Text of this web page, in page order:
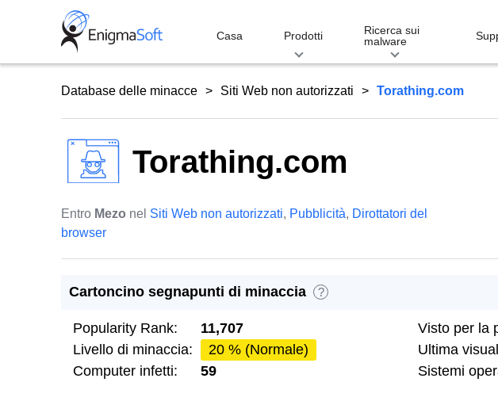
Casa Prodotti
Ricerca sui
malware
Database delle minacce Siti Web non autorizzati Torathing.com
Torathing.com
Entro Mezo nel Siti Web non autorizzati, Pubblicità, Dirottatori del
browser
Cartoncino segnapunti di minaccia ?
Popularity Rank:
11,707
Livello di minaccia:
20 % (Normale)
Computer infetti:
59
Visto per la
Ultima
Sistemi